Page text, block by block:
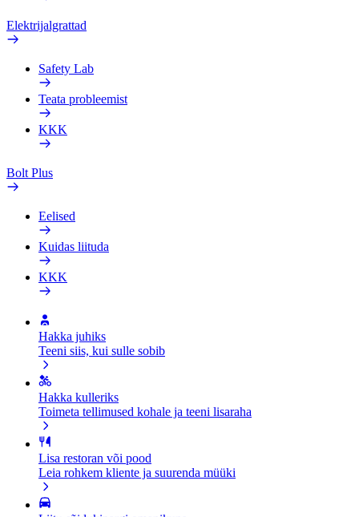
Elektrijalgrattad
Safety Lab
Teata probleemist
KKK
Bolt Plus
Eelised
Kuidas liituda
KKK
Hakka juhiks
Teeni siis, kui sulle sobib
Hakka kulleriks
Toimeta tellimused kohale ja teeni lisaraha
Lisa restoran või pood
Leia rohkem kliente ja suurenda müüki